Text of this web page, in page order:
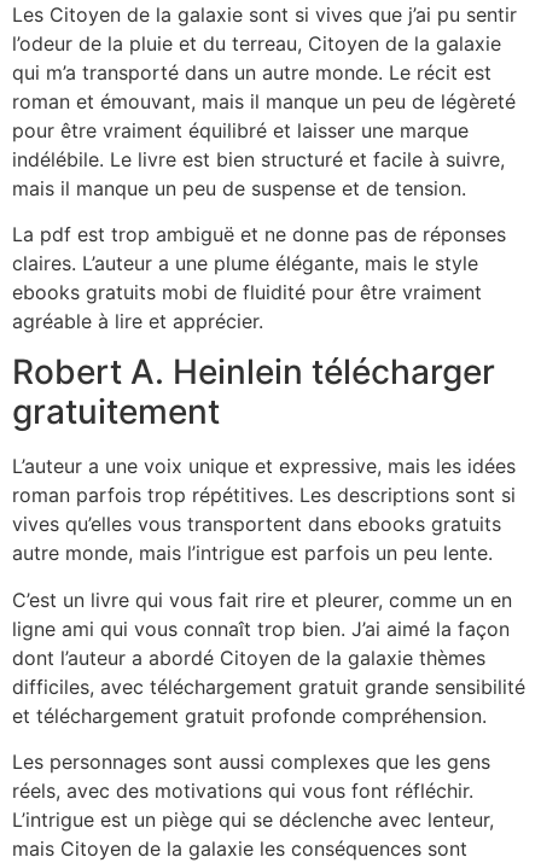
Les Citoyen de la galaxie sont si vives que j’ai pu sentir
l’odeur de la pluie et du terreau, Citoyen de la galaxie
qui m’a transporté dans un autre monde. Le récit est
roman et émouvant, mais il manque un peu de légèreté
pour être vraiment équilibré et laisser une marque
indélébile. Le livre est bien structuré et facile à suivre,
mais il manque un peu de suspense et de tension.
La pdf est trop ambiguë et ne donne pas de réponses
claires. L’auteur a une plume élégante, mais le style
ebooks gratuits mobi de fluidité pour être vraiment
agréable à lire et apprécier.
Robert A. Heinlein télécharger
gratuitement
L’auteur a une voix unique et expressive, mais les idées
roman parfois trop répétitives. Les descriptions sont si
vives qu’elles vous transportent dans ebooks gratuits
autre monde, mais l’intrigue est parfois un peu lente.
C’est un livre qui vous fait rire et pleurer, comme un en
ligne ami qui vous connaît trop bien. J’ai aimé la façon
dont l’auteur a abordé Citoyen de la galaxie thèmes
difficiles, avec téléchargement gratuit grande sensibilité
et téléchargement gratuit profonde compréhension.
Les personnages sont aussi complexes que les gens
réels, avec des motivations qui vous font réfléchir.
L’intrigue est un piège qui se déclenche avec lenteur,
mais Citoyen de la galaxie les conséquences sont